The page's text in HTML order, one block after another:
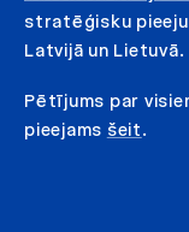
stratēģisku
Latvijā un Lietuvā.
Pētījums par
pieejams šeit.